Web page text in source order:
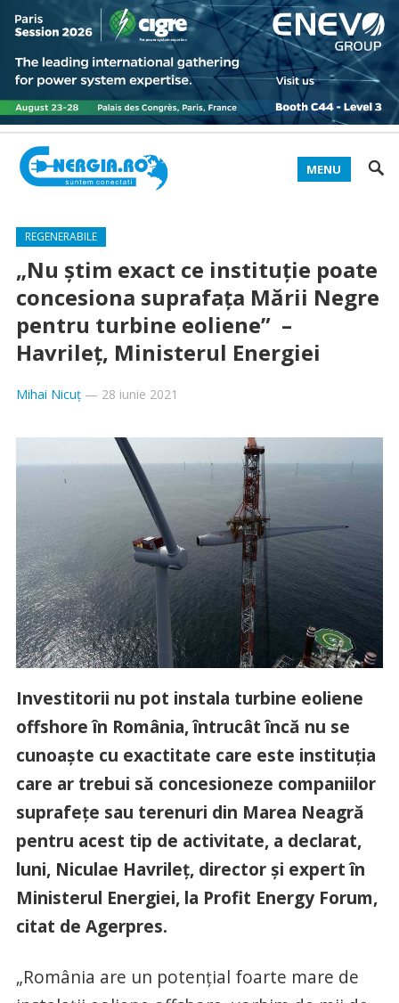
MENU
REGENERABILE
„Nu ştim exact ce instituţie poate
concesiona suprafaţa Mării Negre
pentru turbine eoliene” –
Havrileţ, Ministerul Energiei
Mihai Nicuț— 28 iunie 2021
Investitorii nu pot instala turbine eoliene
offshore în România, întrucât încă nu se
cunoaşte cu exactitate care este instituţia
care ar trebui să concesioneze companiilor
suprafeţe sau terenuri din Marea Neagră
pentru acest tip de activitate, a declarat,
luni, Niculae Havrileţ, director şi expert în
Ministerul Energiei, la Profit Energy Forum,
citat de Agerpres.
„România are un potenţial foarte mare de